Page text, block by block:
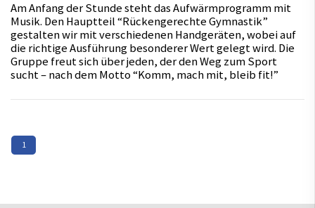
Am Anfang der Stunde steht das Aufwärmprogramm mit
Musik. Den Hauptteil “Rückengerechte Gymnastik”
gestalten wir mit verschiedenen Handgeräten, wobei auf
die richtige Ausführung besonderer Wert gelegt wird. Die
Gruppe freut sich über jeden, der den Weg zum Sport
sucht – nach dem Motto “Komm, mach mit, bleib fit!”
1